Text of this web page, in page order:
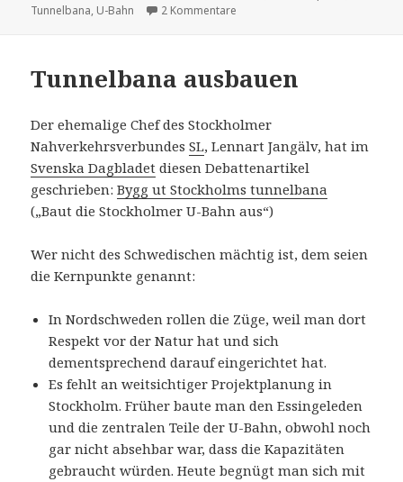
Tunnelbana, U-Bahn 2 Kommentare
Tunnelbana ausbauen
Der ehemalige Chef des Stockholmer
NahverkehrsverbundesSL, Lennart Jangälv, hat im
Svenska Dagbladet diesen Debattenartikel
geschrieben:Bygg ut Stockholms tunnelbana
(„Baut die Stockholmer U-Bahn aus“)
Wer nicht des Schwedischen mächtig ist, dem seien
die Kernpunkte genannt:
In Nordschweden rollen die Züge, weil man dort
Respekt vor der Natur hat und sich
dementsprechend darauf eingerichtet hat.
Es fehlt an weitsichtiger Projektplanung in
Stockholm. Früher baute man den Essingeleden
und die zentralen Teile der U-Bahn, obwohl noch
gar nicht absehbar war, dass die Kapazitäten
gebraucht würden. Heute begnügt man sich mit